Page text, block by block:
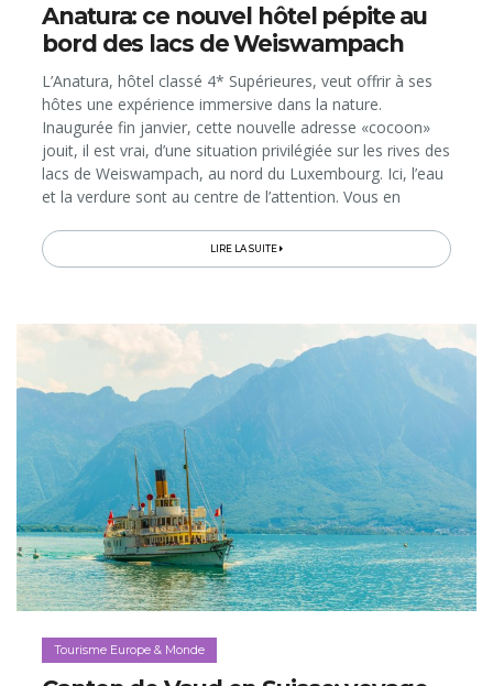
Anatura: ce nouvel hôtel pépite au
bord des lacs de Weiswampach
L’Anatura, hôtel classé 4* Supérieures, veut offrir à ses
hôtes une expérience immersive dans la nature.
Inaugurée fin janvier, cette nouvelle adresse «cocoon»
jouit, il est vrai, d’une situation privilégiée sur les rives des
lacs de Weiswampach, au nord du Luxembourg. Ici, l’eau
et la verdure sont au centre de l’attention. Vous en
contemporaine...
LIRE LA SUITE
Tourisme Europe & Monde